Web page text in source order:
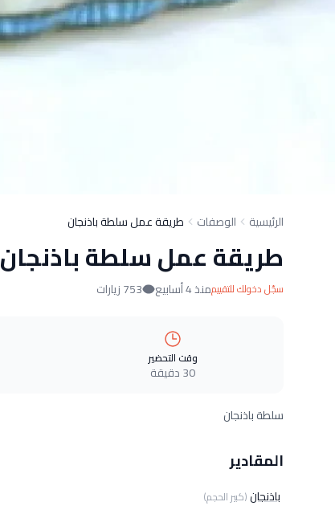
الرئيسية الوصفات طريقة عمل سلطة باذنجان
طريقة عمل سلطة باذنجان
سجّل دخولك للتقييممنذ 4 أسابيع 753 زيارات
وقت التحضير
30 دقيقة
سلطة باذنجان
المقادير
باذنجان(كبير الحجم)